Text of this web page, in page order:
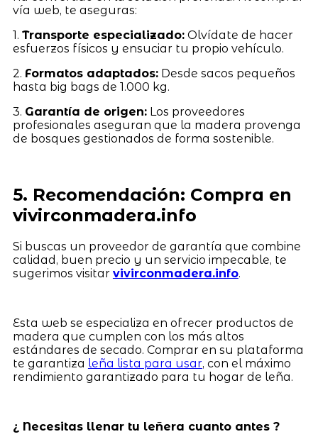
vía web, te aseguras:
1. Transporte especializado:Olvídate de hacer
esfuerzos físicos y ensuciar tu propio vehículo.
2. Formatos adaptados:Desde sacos pequeños
hasta big bags de 1.000 kg.
3. Garantía de origen:Los proveedores
profesionales aseguran que la madera provenga
de bosques gestionados de forma sostenible.
5. Recomendación: Compra en
vivirconmadera.info
Si buscas un proveedor de garantía que combine
calidad, buen precio y un servicio impecable, te
sugerimos visitar vivirconmadera.info.
Esta web se especializa en ofrecer productos de
madera que cumplen con los más altos
estándares de secado. Comprar en su plataforma
te garantiza leña lista para usar, con el máximo
rendimiento garantizado para tu hogar de leña.
¿ Necesitas llenar tu leñera cuanto antes ?